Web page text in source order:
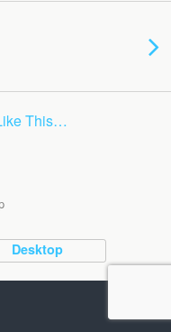
This…
Desktop